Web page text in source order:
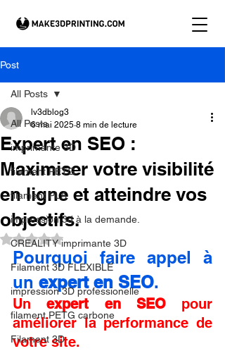
Post
All Posts
imprimante 3D
filament PETG
filament PLA
impression 3d à la demande.
CREALITY imprimante 3D
Filament 3D FLEXIBLE
impression 3D professionelle
filament PETG carbone
Filament 3D
All Posts
Expert en SEO :
Maximiser votre visibilité
en ligne et atteindre vos
objectifs.
lv3dblog3
6 mai 2025 8 min de lecture
Noté NaN étoiles sur 5.
Pourquoi faire appel à
un expert en SEO.
Un expert en SEO pour
améliorer la performance de
votre site.